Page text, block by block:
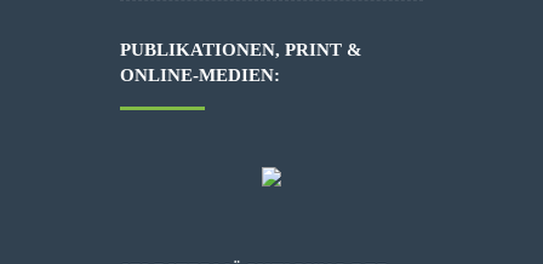
PUBLIKATIONEN, PRINT &
ONLINE-MEDIEN: